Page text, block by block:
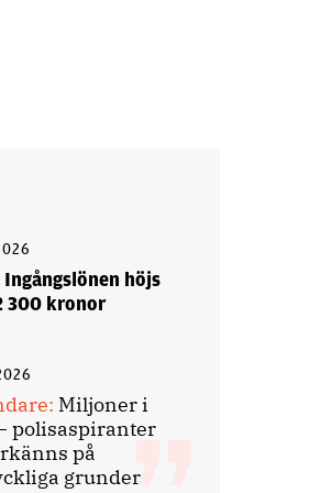
höjs
300 kronor
Miljoner i
polisaspiranter
på
grunder